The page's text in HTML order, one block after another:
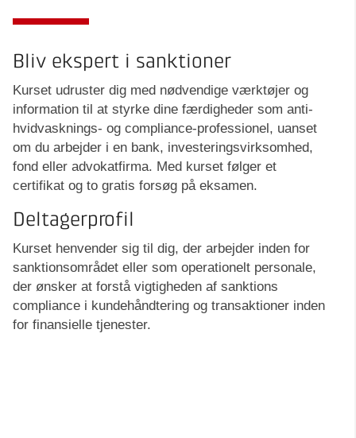
Bliv ekspert i sanktioner
Kurset udruster dig med nødvendige værktøjer og
information til at styrke dine færdigheder som anti-
hvidvasknings- og compliance-professionel, uanset
om du arbejder i en bank, investeringsvirksomhed,
fond eller advokatfirma. Med kurset følger et
certifikat og to gratis forsøg på eksamen.
Deltagerprofil
Kurset henvender sig til dig, der arbejder inden for
sanktionsområdet eller som operationelt personale,
der ønsker at forstå vigtigheden af sanktions
compliance i kundehåndtering og transaktioner inden
for finansielle tjenester.